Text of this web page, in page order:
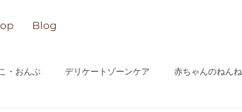
Blog
・おんぶ デリケートゾーンケア 赤ちゃんのねんね